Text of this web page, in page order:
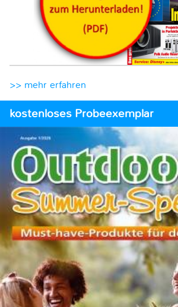
>> mehr erfahren
kostenloses Probeexemplar